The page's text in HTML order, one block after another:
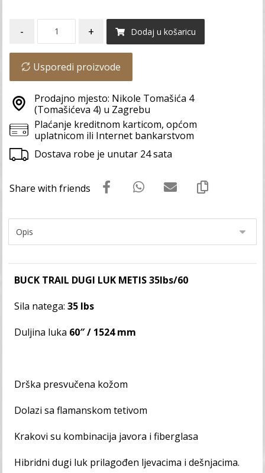
- + Dodaj u košaricu
Usporedi proizvode
Prodajno mjesto: Nikole Tomašića 4
(Tomašićeva 4) u Zagrebu
Plaćanje kreditnom karticom, općom
uplatnicom ili Internet bankarstvom
Dostava robe je unutar 24 sata
BUCK TRAIL DUGI LUK METIS 35lbs/60
Sila natega:35 lbs
Duljina luka 60″ / 1524 mm
Drška presvučena kožom
Dolazi sa flamanskom tetivom
Krakovi su kombinacija javora i fiberglasa
Hibridni dugi luk prilagođen ljevacima i dešnjacima.